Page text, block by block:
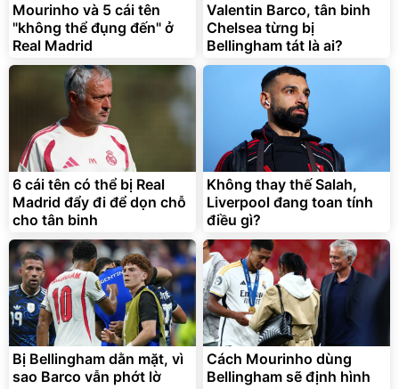
Bạt phủ xe ô tô cao cấp,
tráng nhôm 03 lớp
392.000đ
325.000đ
Đã bán nhiều
Xe đạp điện trợ lực G-
Force C14 gấp gọn bỏ cốp
tiện lợi
9.900.000 đ
7.092.000đ
Đang xem nhiều
G-FORCE VIETNA
Mourinho và 5 cái tên
"không thể đụng đến" ở
Real Madrid
Valentin Barco, tân binh
Chelsea từng bị
Bellingham tát là ai?
6 cái tên có thể bị Real
Madrid đẩy đi để dọn chỗ
cho tân binh
Không thay thế Salah,
Liverpool đang toan tính
điều gì?
Bị Bellingham dằn mặt, vì
sao Barco vẫn phớt lờ
Cách Mourinho dùng
Bellingham sẽ định hình